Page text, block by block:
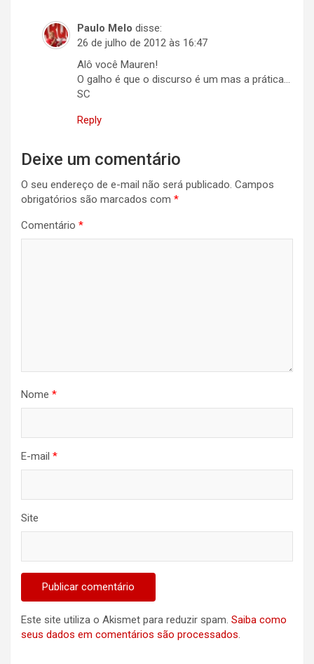
Paulo Melo disse:
26 de julho de 2012 às 16:47
Alô você Mauren!
O galho é que o discurso é um mas a prática…
SC
Reply
Deixe um comentário
O seu endereço de e-mail não será publicado. Campos
obrigatórios são marcados com *
Comentário *
Nome *
E-mail *
Site
Este site utiliza o Akismet para reduzir spam. Saiba como
seus dados em comentários são processados.